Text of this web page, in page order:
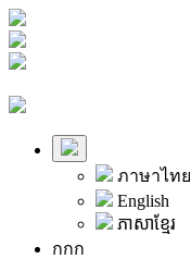
ภาษาไทย
English
ភាសាខ្មែរ
กกก